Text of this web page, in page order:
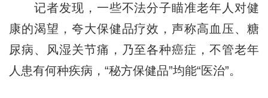
记者发现，一些不法分子瞄准老年人对健
康的渴望，夸大保健品疗效，声称高血压、糖
尿病、风湿关节痛，乃至各种癌症，不管老年
人患有何种疾病，“秘方保健品”均能“医治”。